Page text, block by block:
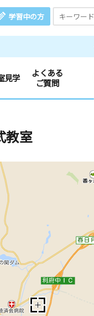
学習中の方
見学
よくある
ご質問
教室